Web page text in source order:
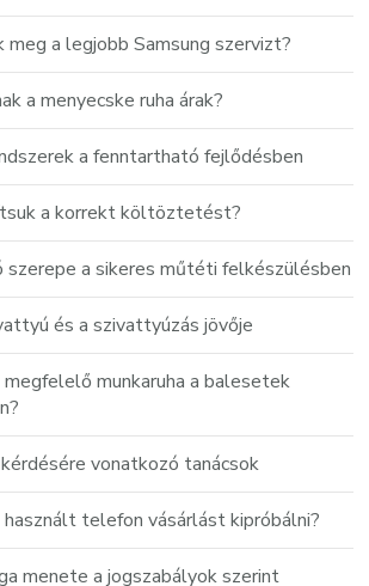
meg a legjobb Samsung szervizt?
a menyecske ruha árak?
a fenntartható fejlődésben
a korrekt költöztetést?
szerepe a sikeres műtéti felkészülésben
és a szivattyúzás jövője
munkaruha a balesetek
vonatkozó tanácsok
telefon vásárlást kipróbálni?
menete a jogszabályok szerint